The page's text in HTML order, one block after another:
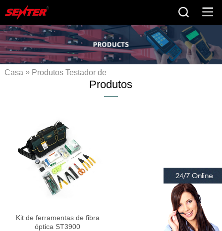
Casa » Produtos Testador de
Produtos
Kit de ferramentas de fibra
óptica ST3900